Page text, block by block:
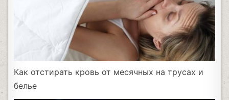
Как отстирать кровь от месячных на трусах и
белье